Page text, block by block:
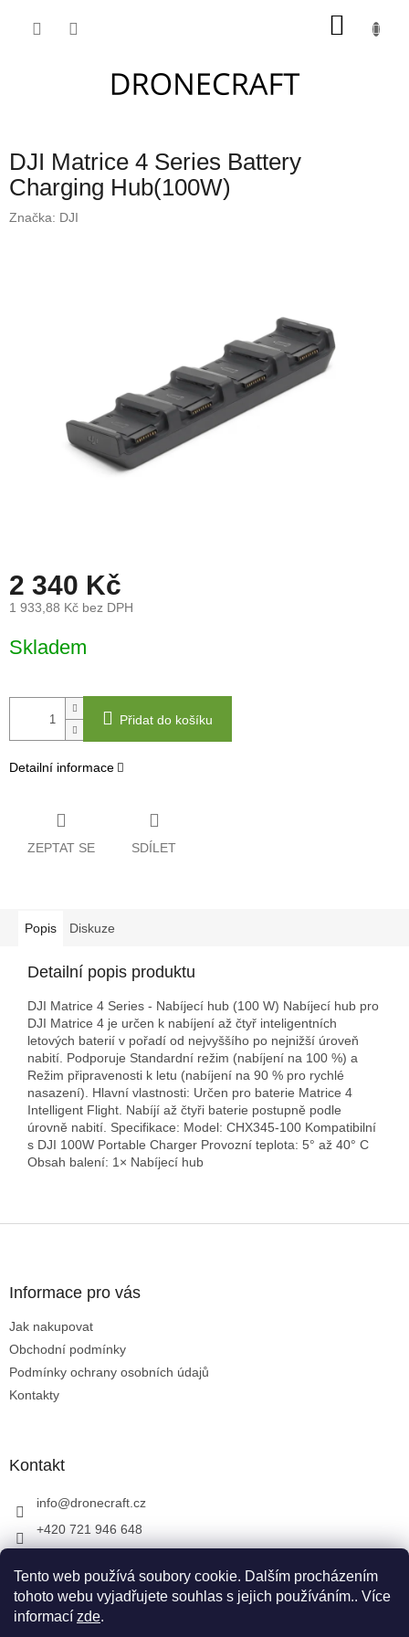
Tento web používá soubory cookie. Dalším procházením
tohoto webu vyjadřujete souhlas s jejich používáním.. Více
informací zde.
DJI Matrice 4 Series Battery
Charging Hub(100W)
Značka: DJI
2 340 Kč
1 933,88 Kč bez DPH
cena:
Skladem
Přidat do košíku
Detailní informace
ZEPTAT SE SDÍLET
Popis Diskuze
Detailní popis produktu
DJI Matrice 4 Series - Nabíjecí hub (100 W) Nabíjecí hub pro
DJI Matrice 4 je určen k nabíjení až čtyř inteligentních
letových baterií v pořadí od nejvyššího po nejnižší úroveň
nabití. Podporuje Standardní režim (nabíjení na 100 %) a
Režim připravenosti k letu (nabíjení na 90 % pro rychlé
nasazení). Hlavní vlastnosti: Určen pro baterie Matrice 4
Intelligent Flight. Nabíjí až čtyři baterie postupně podle
úrovně nabití. Specifikace: Model: CHX345-100 Kompatibilní
s DJI 100W Portable Charger Provozní teplota: 5° až 40° C
Obsah balení: 1× Nabíjecí hub
Informace pro vás
Jak nakupovat
Obchodní podmínky
Podmínky ochrany osobních údajů
Kontakty
Kontakt
info@dronecraft.cz
+420 721 946 648
dronecraftcz